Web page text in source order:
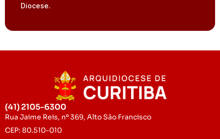
Diocese.
(41) 2105-6300
Rua Jaime Reis, nº 369, Alto São Francisco
CEP: 80.510-010